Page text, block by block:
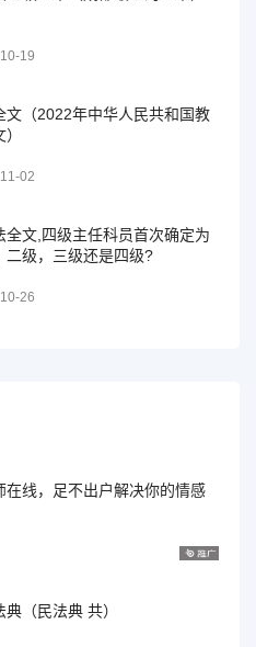
19
文（2022年中华人民共和国教
02
全文,四级主任科员首次确定为
二级，三级还是四级?
26
在线，足不出户解决你的情感
典（民法典 共）